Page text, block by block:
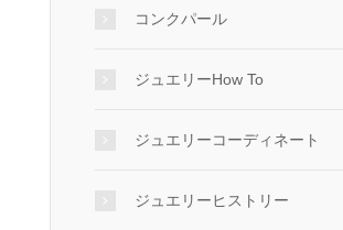
コンクパール
ジュエリーHow To
ジュエリーコーディネート
ジュエリーヒストリー